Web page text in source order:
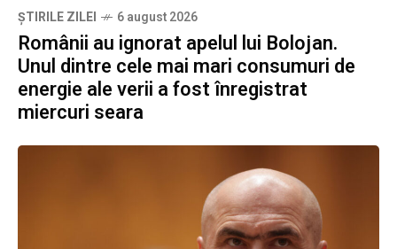
ȘTIRILE ZILEI 6 august 2026
Românii au ignorat apelul lui Bolojan.
Unul dintre cele mai mari consumuri de
energie ale verii a fost înregistrat
miercuri seara